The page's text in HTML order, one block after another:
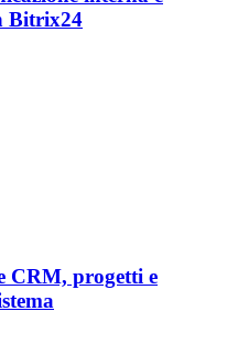
Bitrix24
CRM, progetti e